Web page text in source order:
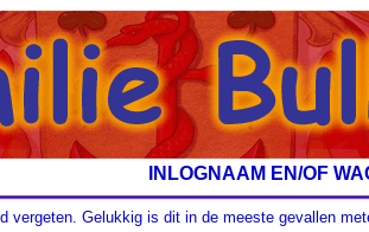
INLOGNAAM EN/OF
vergeten. Gelukkig is dit in de meeste gevallen